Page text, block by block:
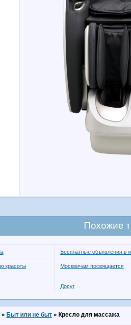
Похожие
Бесплатные объявления в
красоты
Москвичам посвящается
Досуг
» Быт или не быт » Кресло для массажа